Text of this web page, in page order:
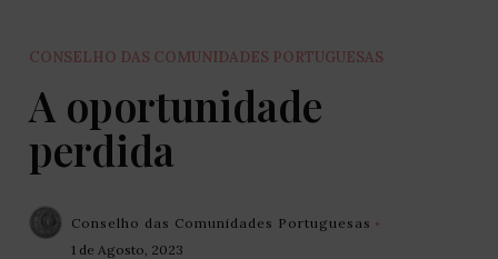
CONSELHO DAS COMUNIDADES PORTUGUESAS
A oportunidade
perdida
Conselho das Comunidades Portuguesas
1 de Agosto, 2023